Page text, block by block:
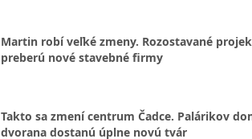
Martin robí veľké zmeny. Rozostavané
preberú nové stavebné firmy
Takto sa zmení centrum Čadce. Palárikov
dvorana dostanú úplne novú tvár